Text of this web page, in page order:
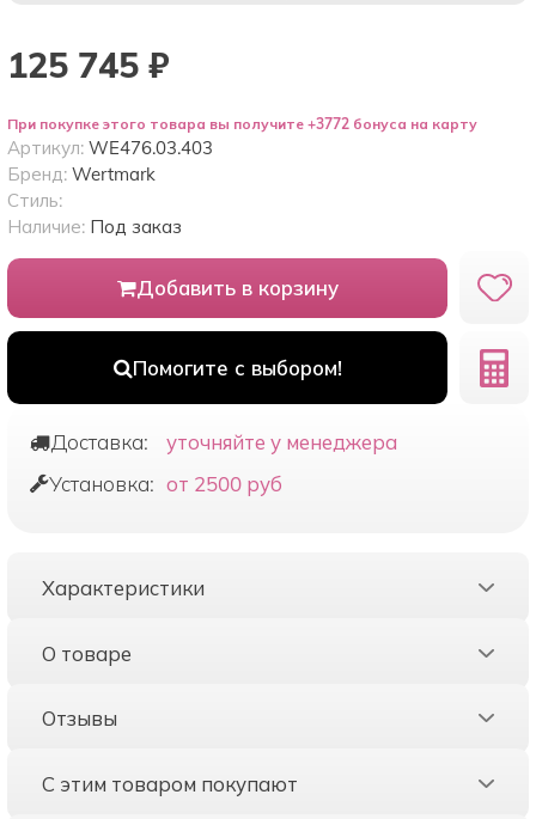
125 745 ₽
При покупке этого товара вы получите +3772 бонуса на карту
Добавить в корзину
Помогите с выбором!
Артикул: WE476.03.403
Бренд: Wertmark
Стиль:
Наличие: Под заказ
Доставка:
уточняйте у менеджера
Установка: от 2500 руб
Характеристики
О товаре
Отзывы
С этим товаром покупают